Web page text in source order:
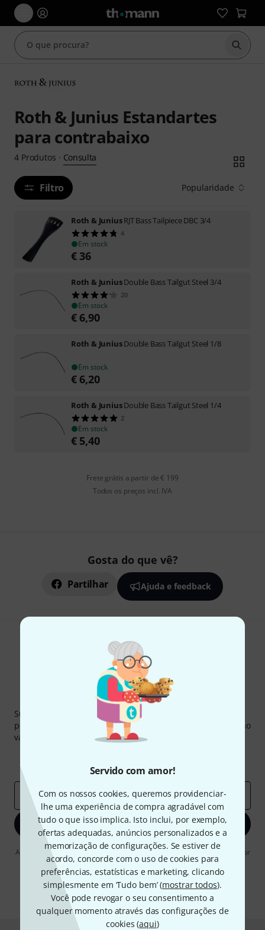
Servido com amor!
Com os nossos cookies, queremos providenciar-
lhe uma experiência de compra agradável com
tudo o que isso implica. Isto inclui, por exemplo,
ofertas adequadas, anúncios personalizados e a
memorização de configurações. Se estiver de
acordo, concorde com o uso de cookies para
preferências, estatísticas e marketing, clicando
simplesmente em ‘Tudo bem’ (mostrar todos).
Você pode revogar o seu consentimento a
qualquer momento através das configurações de
cookies (aqui)
Iniciar
Roth & Junius Estandartes
para contrabaixo
4 Produtos · Consulta
Filtro Popularidade
Roth & JuniusRJT Bass Tailpiece DBC 3/4
4
Em stock
€ 36
Roth & JuniusDouble Bass Tailgut Steel 3/4
20
Em stock
€ 6,90
Roth & JuniusDouble Bass Tailgut Steel 1/8
Em stock
€ 6,20
Roth & JuniusDouble Bass Tailgut Steel 1/4
2
Em stock
€ 5,40
Frete grátis a partir de € 199
Todos os preços incl. IVA
Gosta do que vê?
Partilhar Ajuda e feedback
Newsletter Thomann
Subscreva a Newsletter da Thomann em inglês e com um
pouco de sorte você poderá ganhar um dos
no
valor de
Insights da Thomann
Endereço de e-mail*
Inscreva-se agora
Ao clicar em "Inscreva-se agora", concordo em receber publicidade por
e-mail. Posso cancelar a assinatura a qualquer momento. Você pode
encontrar mais informações sobre a newsletter na nossadiretriz de
proteção de dados
* Requeridos